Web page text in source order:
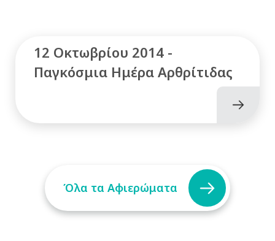
12 Οκτωβρίου 2014 -
Παγκόσμια Ημέρα Αρθρίτιδας
Όλα τα Αφιερώματα